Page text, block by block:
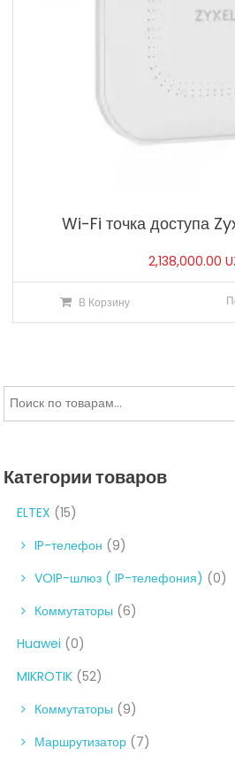
Wi-Fi точка доступа
2,138,000.00
В Корзину
Искать:
Категории товаров
ELTEX (15)
IP-телефон (9)
VOIP-шлюз ( IP-телефония) (0)
Коммутаторы (6)
Huawei (0)
MIKROTIK (52)
Коммутаторы (9)
Маршрутизатор (7)